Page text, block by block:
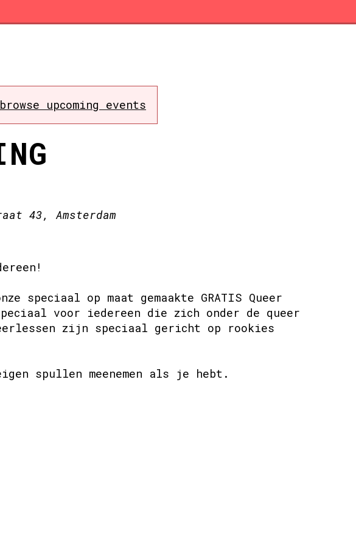
browse upcoming events
43, Amsterdam
speciaal op maat gemaakte GRATIS Queer
voor iedereen die zich onder de queer
zijn speciaal gericht op rookies
spullen meenemen als je hebt.